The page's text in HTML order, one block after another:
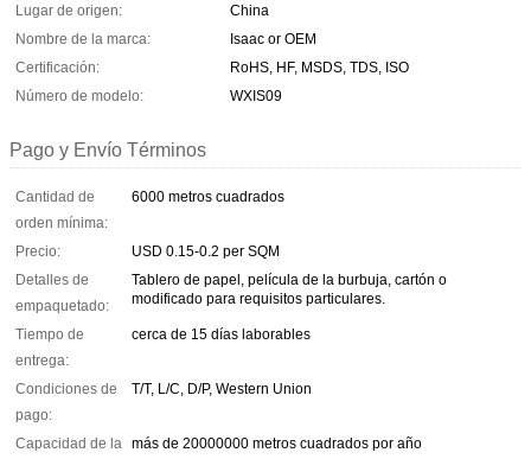
Lugar de origen:
China
Nombre de la marca:
Isaac or OEM
Certificación:
RoHS, HF, MSDS, TDS, ISO
Número de modelo:
WXIS09
Pago y Envío Términos
Cantidad de
orden mínima:
6000 metros cuadrados
Precio:
USD 0.15-0.2 per SQM
Detalles de
empaquetado:
Tablero de papel, película de la burbuja, cartón o
modificado para requisitos particulares.
Tiempo de
entrega:
cerca de 15 días laborables
Condiciones de
pago:
T/T, L/C, D/P, Western Union
Capacidad de la más de 20000000 metros cuadrados por año